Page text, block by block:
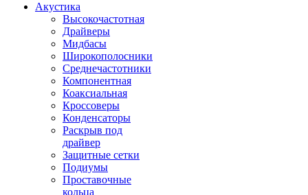
Акустика
Высокочастотная
Драйверы
Мидбасы
Широкополосники
Среднечастотники
Компонентная
Коаксиальная
Кроссоверы
Конденсаторы
Раскрыв под
драйвер
Защитные сетки
Подиумы
Проставочные
кольца